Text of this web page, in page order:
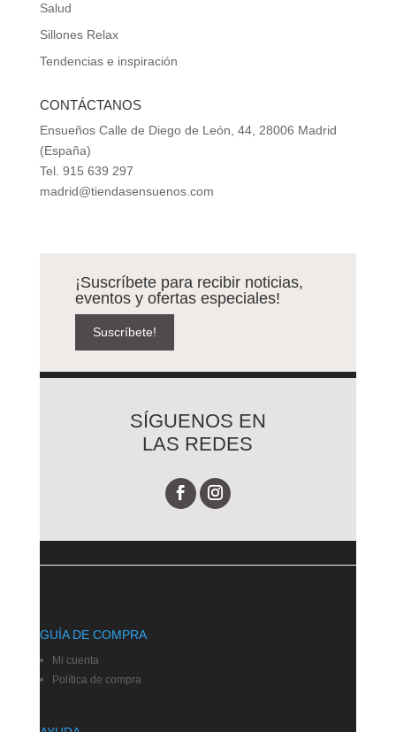
Salud
Sillones Relax
Tendencias e inspiración
CONTÁCTANOS
Ensueños Calle de Diego de León, 44, 28006 Madrid
(España)
Tel. 915 639 297
madrid@tiendasensuenos.com
¡Suscríbete para recibir noticias,
eventos y ofertas especiales!
Suscríbete!
SÍGUENOS EN
LAS REDES
GUÍA DE COMPRA
Mi cuenta
Política de compra